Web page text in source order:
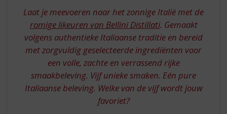
VERLEIDELIJKE
SMAKEN
Laat je meevoeren naar het zonnige Italië met de
romige likeuren van Bellini Distillati. Gemaakt
volgens authentieke Italiaanse traditie en bereid
met zorgvuldig geselecteerde ingrediënten voor
een volle, zachte en verrassend rijke
smaakbeleving. Vijf unieke smaken. Eén pure
Italiaanse beleving. Welke van de vijf wordt jouw
favoriet?